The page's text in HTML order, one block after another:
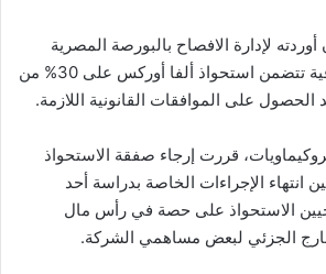
لإدارة الافصاح بالبورصة المصرية
اليوم الأثنين، إن الاتفاقية تتضمن استحواذ ألفا أوركس على 30% من
على الموافقات القانونية اللازمة.
قررت إرجاء صفقة الاستحواذ
انتهاء الإجراءات الخاصة بدراسة أحد
الاستحواذ على حصة في رأس مال
الجزئي لبعض مساهمي الشركة.